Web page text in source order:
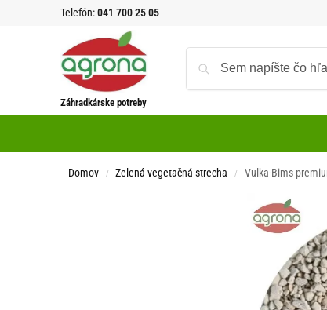
Telefón:041 700 25 05
Záhradkárske potreby
Domov / Zelená vegetačná strecha / Vulka-Bims